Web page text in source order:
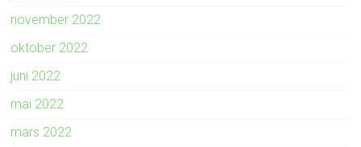
november 2022
oktober 2022
juni 2022
mai 2022
mars 2022